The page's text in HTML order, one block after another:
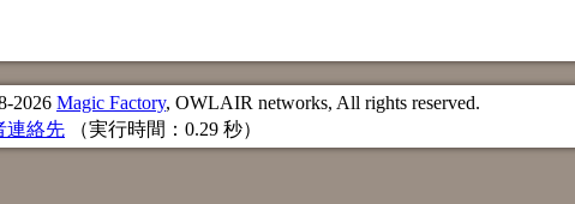
2026 Magic Factory, OWLAIR networks, All rights reserved.
連絡先 （実行時間：0.29 秒）